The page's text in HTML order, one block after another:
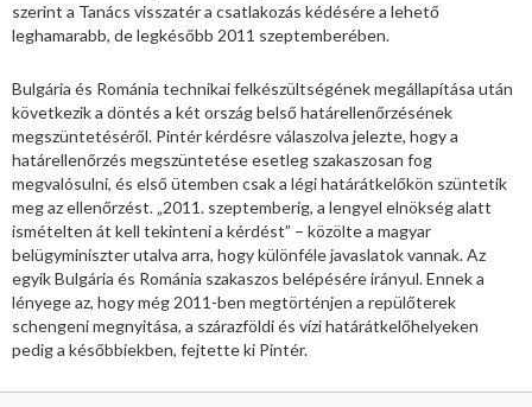
szerint a Tanács visszatér a csatlakozás kédésére a lehető
leghamarabb, de legkésőbb 2011 szeptemberében.
Bulgária és Románia technikai felkészültségének megállapítása után
következik a döntés a két ország belső határellenőrzésének
megszüntetéséről. Pintér kérdésre válaszolva jelezte, hogy a
határellenőrzés megszüntetése esetleg szakaszosan fog
megvalósulni, és első ütemben csak a légi határátkelőkön szüntetik
meg az ellenőrzést. „2011. szeptemberig, a lengyel elnökség alatt
ismételten át kell tekinteni a kérdést” – közölte a magyar
belügyminiszter utalva arra, hogy különféle javaslatok vannak. Az
egyik Bulgária és Románia szakaszos belépésére irányul. Ennek a
lényege az, hogy még 2011-ben megtörténjen a repülőterek
schengeni megnyitása, a szárazföldi és vízi határátkelőhelyeken
pedig a későbbiekben, fejtette ki Pintér.